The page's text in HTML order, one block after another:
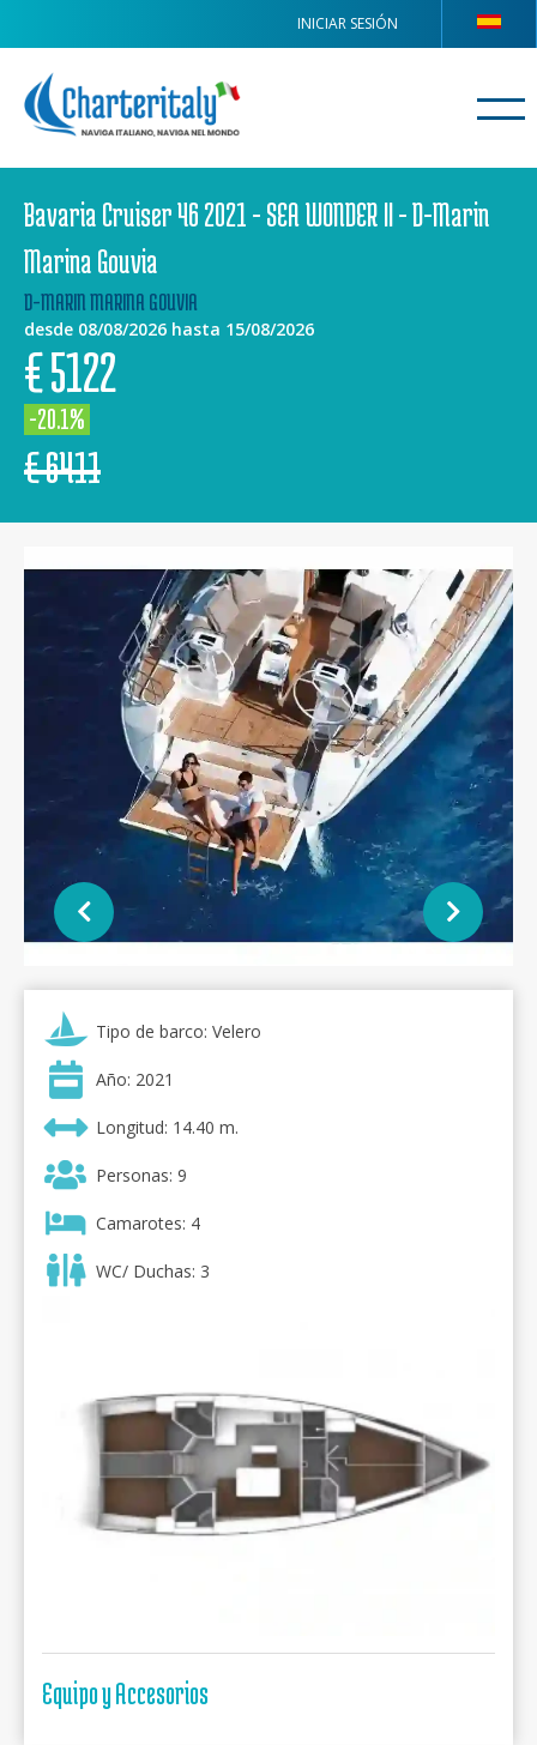
INICIAR SESIÓN
Bavaria Cruiser 46 2021 - SEA WONDER II - D-Marin
Marina Gouvia
D-MARIN MARINA GOUVIA
desde 08/08/2026 hasta 15/08/2026
€5122
-20.1%
€6411
Tipo de barco: Velero
Año: 2021
Longitud: 14.40 m.
Personas: 9
Camarotes: 4
WC/ Duchas: 3
Equipo y Accesorios